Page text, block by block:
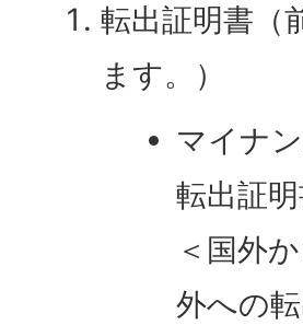
転出証明書（
ます。）
マイナ
転出証
＜国外
外への